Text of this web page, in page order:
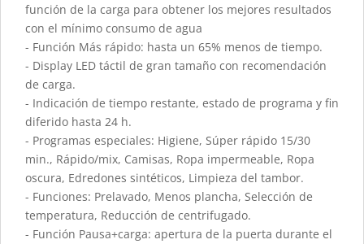
función de la carga para obtener los mejores resultados
con el mínimo consumo de agua
- Función Más rápido: hasta un 65% menos de tiempo.
- Display LED táctil de gran tamaño con recomendación
de carga.
- Indicación de tiempo restante, estado de programa y fin
diferido hasta 24 h.
- Programas especiales: Higiene, Súper rápido 15/30
min., Rápido/mix, Camisas, Ropa impermeable, Ropa
oscura, Edredones sintéticos, Limpieza del tambor.
- Funciones: Prelavado, Menos plancha, Selección de
temperatura, Reducción de centrifugado.
- Función Pausa+carga: apertura de la puerta durante el